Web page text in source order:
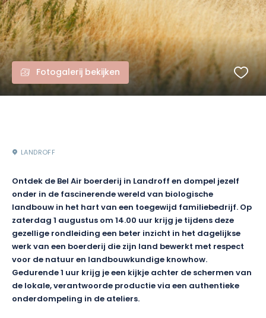
Fotogalerij bekijken
LANDROFF
Ontdek de Bel Air boerderij in Landroff en dompel jezelf
onder in de fascinerende wereld van biologische
landbouw in het hart van een toegewijd familiebedrijf. Op
zaterdag 1 augustus om 14.00 uur krijg je tijdens deze
gezellige rondleiding een beter inzicht in het dagelijkse
werk van een boerderij die zijn land bewerkt met respect
voor de natuur en landbouwkundige knowhow.
Gedurende 1 uur krijg je een kijkje achter de schermen van
de lokale, verantwoorde productie via een authentieke
onderdompeling in de ateliers.